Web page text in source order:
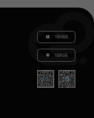
下载电脑版
下载移动端